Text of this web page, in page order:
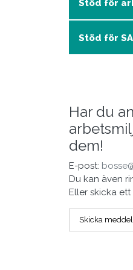
Stöd för
Stöd för
Har du
dem!
E-post:
Du kan även
Eller skicka
Skicka